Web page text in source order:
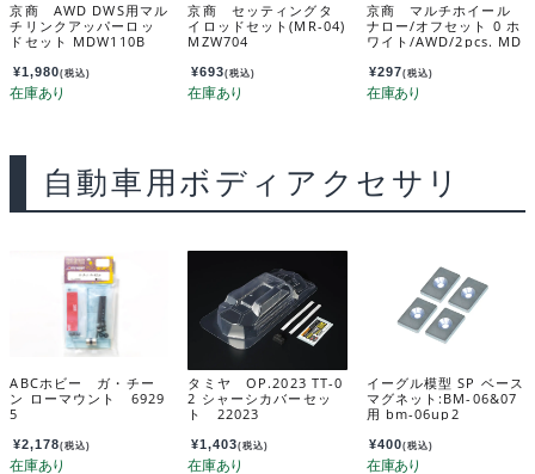
京商 AWD DWS用マル
チリンクアッパーロッ
ドセット MDW110B
¥1,980(税込)
京商 セッティングタ
イロッドセット(MR-04)
MZW704
¥693(税込)
京商 マルチホイール
ナロー/オフセット 0 ホ
ワイト/AWD/2pcs. MD
¥297(税込)
自動車用ボディアクセサリ
ABCホビー ガ・チー
ン ローマウント 6929
5
¥2,178(税込)
タミヤ OP.2023 TT-0
2 シャーシカバーセッ
ト 22023
¥1,403(税込)
イーグル模型 SP ベース
マグネット:BM-06&07
用 bm-06up2
¥400(税込)